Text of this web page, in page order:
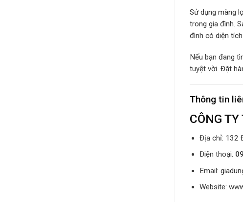
Sử dụng màng
trong gia đình.
đình có diện
Nếu bạn đang
tuyệt vời. Đặt
Thông tin
CÔNG
Địa chỉ: 132
Điện thoại:
Email:
Website: